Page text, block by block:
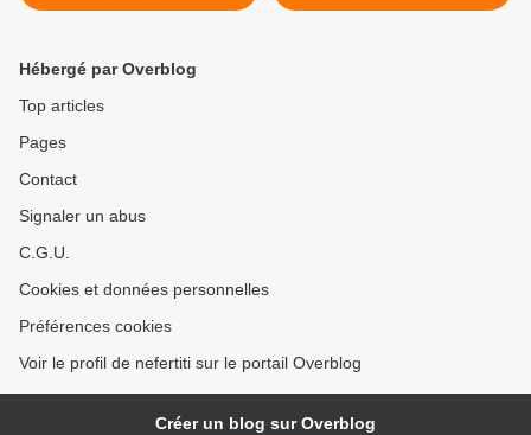
Hébergé par Overblog
Top articles
Pages
Contact
Signaler un abus
C.G.U.
Cookies et données personnelles
Préférences cookies
Voir le profil de nefertiti sur le portail Overblog
Créer un blog sur Overblog